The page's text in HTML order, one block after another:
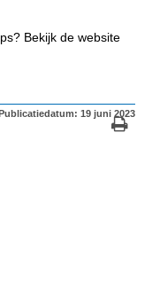
Bekijk de website
19 juni 2023